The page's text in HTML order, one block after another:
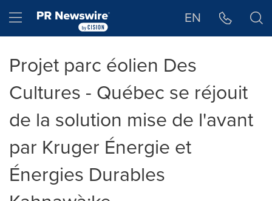
Hamburger menu EN
Projet parc éolien Des
Cultures - Québec se réjouit
de la solution mise de l'avant
par Kruger Énergie et
Énergies Durables